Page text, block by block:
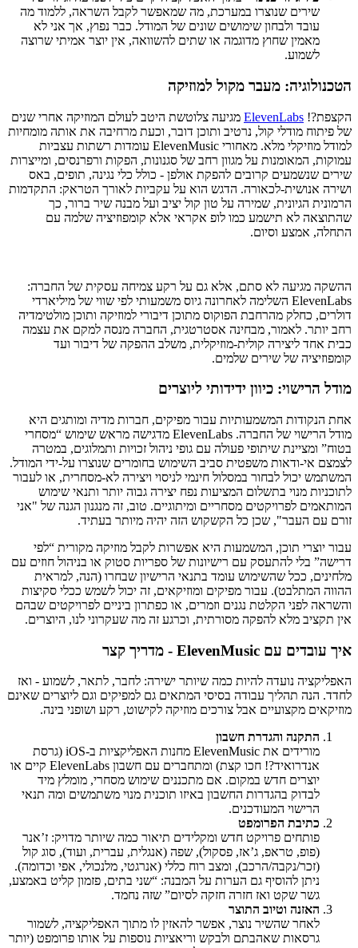
שירים שנוצרו במערכת, מה שמאפשר לקבל השראה, ללמוד מה
עובד ולבחון שימושים שונים של המודל. כבר נפוץ, אך אני לא
מאמין שחוץ מדוגמה או שתים להשוואה, אין יוצר אמיתי שרוצה
לשמוע.
הטכנולוגיה: מעבר מקול למוזיקה
הקצפת?! ElevenLabs מגיעה צלוטשת היטב לעולם המוזיקה אחרי שנים
של פיתוח מודלי קול, נרטיב ותוכן דובר, וכעת מרחיבה את אותה מומחיות
למודל מוזיקלי מלא. מאחורי ElevenMusic עומדות רשתות עצביות
עמוקות, המאומנות על מגוון רחב של סגנונות, הפקות ורפרנסים, ומייצרות
שירים שנשמעים קרובים להפקת אולפן - כולל כלי נגינה, תופים, באס
ושירה אנושית-לכאורה. הדגש הוא על עקביות לאורך הטראק: התקדמות
הרמונית הגיונית, שמירה על טון קול יציב ועל מבנה שיר ברור, כך
שהתוצאה לא תישמע כמו לופ אקראי אלא קומפוזיציה שלמה עם
התחלה, אמצע וסיום.
ההשקה מגיעה לא סתם, אלא גם על רקע צמיחה עסקית של החברה:
ElevenLabs השלימה לאחרונה גיוס משמעותי לפי שווי של מיליארדי
דולרים, כחלק מהרחבת הפוקוס מתוכן דיבורי למוזיקה ותוכן מולטימדיה
רחב יותר. לאמור, מבחינה אסטרטגית, החברה מנסה למקם את עצמה
כבית אחד ליצירה קולית-מוזיקלית, משלב ההפקה של דיבור ועד
קומפוזיציה של שירים שלמים.
מודל הרישוי: כיוון ידידותי ליוצרים
אחת הנקודות המשמעותיות עבור מפיקים, חברות מדיה ומותגים היא
מודל הרישוי של החברה. ElevenLabs מדגישה מראש שימוש “מסחרי
בטוח” ומציינת שיתופי פעולה עם גופי ניהול זכויות ותמלוגים, במטרה
לצמצם אי-ודאות משפטית סביב השימוש בחומרים שנוצרו על-ידי המודל.
המשתמש יכול לבחור במסלול חינמי לניסוי ויצירה לא-מסחרית, או לעבור
לתוכניות מנוי בתשלום המציעות נפח יצירה גבוה יותר ותנאי שימוש
המותאמים לפרויקטים מסחריים ומיתוגיים. טוב, זה מנגנון הגנה של "אני
זורם עם העבר", שכן כל הקשקוש הזה יהיה מיותר בעתיד.
עבור יוצרי תוכן, המשמעות היא אפשרות לקבל מוזיקה מקורית “לפי
דרישה” בלי להתעסק עם רישיונות של ספריות סטוק או בניהול חוזים עם
מלחינים, ככל שהשימוש עומד בתנאי הרישיון שבחרו (הנה, למראית
ההווה המתלבט). עבור מפיקים ומוזיקאים, זה יכול לשמש ככלי סקיצות
והשראה לפני הקלטת נגנים וזמרים, או כפתרון ביניים לפרויקטים שבהם
אין תקציב מלא להפקה מסורתית, וכרגע זה מה שעקרוני לנו, היוצרים.
איך עובדים עם ElevenMusic - מדריך קצר
האפליקציה נועדה להיות כמה שיותר ישירה: לחבר, לתאר, לשמוע - ואז
לחדד. הנה תהליך עבודה בסיסי המתאים גם למפיקים וגם ליוצרים שאינם
מוזיקאים מקצועיים אבל צורכים מוזיקה לקישוט, רקע ושופני בינה.
התקנה והגדרת חשבון
מורידים את ElevenMusic מחנות האפליקציות ב-iOS (גרסת
אנדרואיד?! חכו קצת) ומתחברים עם חשבון ElevenLabs קיים או
יוצרים חדש במקום. אם מתכננים שימוש מסחרי, מומלץ מיד
לבדוק בהגדרות החשבון באיזו תוכנית מנוי משתמשים ומה תנאי
הרישוי המעודכנים.
כתיבת הפרומפט
פותחים פרויקט חדש ומקלידים תיאור כמה שיותר מדויק: ז’אנר
(פופ, טראפ, ג’אז, פסקול), שפה (אנגלית, עברית, ועוד), סוג קול
(זכר/נקבה/הרכב), ומצב רוח כללי (אנרגטי, מלנכולי, אפי וכדומה).
ניתן להוסיף גם הערות על המבנה: “שני בתים, פזמון קליט באמצע,
גשר שקט ואז חזרה חזקה לסיום” שזה נחמד.
האזנה וטיוב התוצר
לאחר שהשיר נוצר, אפשר להאזין לו מתוך האפליקציה, לשמור
גרסאות שאהבתם ולבקש וריאציות נוספות על אותו פרומפט (יותר